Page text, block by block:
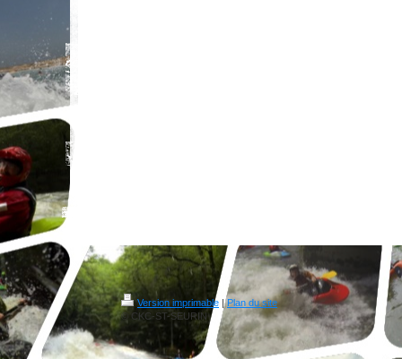
Version imprimable | Plan du site
© CKC-ST-SEURIN